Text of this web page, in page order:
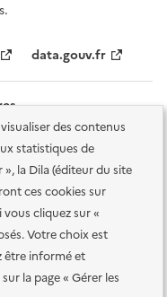
des contenus
statistiques de
la Dila (éditeur du site
ces cookies sur
cliquez sur «
Votre choix est
être informé et
la page « Gérer les
data.gouv.fr
Accessibilité des
personnelles et sécurité
cookies